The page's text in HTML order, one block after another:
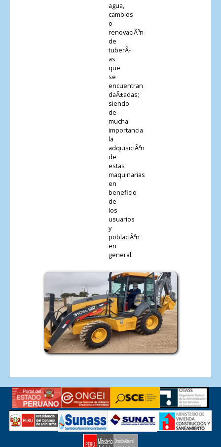
agua,
cambios
o
renovaciÃ³n
de
tuberÃ­
as
que
se
encuentran
daÃ±adas;
siendo
de
mucha
importancia
la
adquisiciÃ³n
de
estas
maquinarias
en
beneficio
de
los
usuarios
y
poblaciÃ³n
en
general.